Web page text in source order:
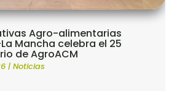
Agro-alimentarias
Mancha celebra el 25
de AgroACM
| Noticias